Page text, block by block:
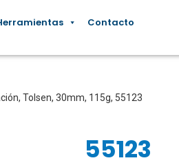
Contacto
Tolsen, 30mm, 115g, 55123
55123